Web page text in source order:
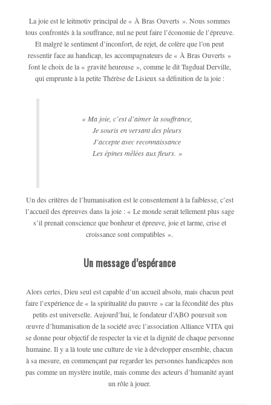
La joie est le leitmotiv principal de « À Bras Ouverts ». Nous sommes
tous confrontés à la souffrance, nul ne peut faire l’économie de l’épreuve.
Et malgré le sentiment d’inconfort, de rejet, de colère que l’on peut
ressentir face au handicap, les accompagnateurs de « À Bras Ouverts »
font le choix de la « gravité heureuse », comme le dit Tugdual Derville,
qui emprunte à la petite Thérèse de Lisieux sa définition de la joie :
« Ma joie, c’est d’aimer la souffrance,
Je souris en versant des pleurs
J’accepte avec reconnaissance
Les épines mêlées aux fleurs. »
Un des critères de l’humanisation est le consentement à la faiblesse, c’est
l’accueil des épreuves dans la joie : « Le monde serait tellement plus sage
s’il prenait conscience que bonheur et épreuve, joie et larme, crise et
croissance sont compatibles ».
Un message d’espérance
Alors certes, Dieu seul est capable d’un accueil absolu, mais chacun peut
faire l’expérience de « la spiritualité du pauvre » car la fécondité des plus
petits est universelle. Aujourd’hui, le fondateur d’ABO poursuit son
œuvre d’humanisation de la société avec l’association Alliance VITA qui
se donne pour objectif de respecter la vie et la dignité de chaque personne
humaine. Il y a là toute une culture de vie à développer ensemble, chacun
à sa mesure, en commençant par regarder les personnes handicapées non
pas comme un mystère inutile, mais comme des acteurs d’humanité ayant
un rôle à jouer.